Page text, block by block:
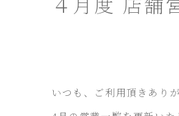
いつも、ご利用頂きあり